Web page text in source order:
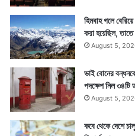
হিমবাহ গলে
করা হয়েছিল,
August 5,
ভাই বোনের
পদক্ষেপ নিল ৩৪টি
August 5,
কবে থেকে দেশে